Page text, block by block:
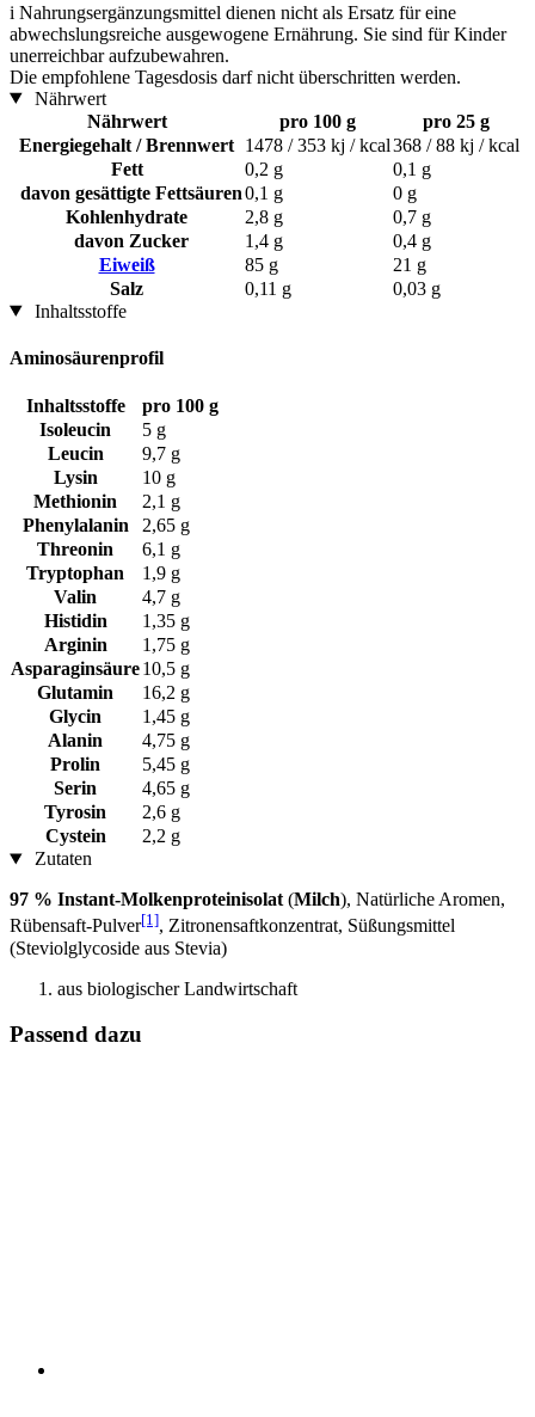
i Nahrungsergänzungsmittel dienen nicht als Ersatz für eine
abwechslungsreiche ausgewogene Ernährung. Sie sind für Kinder
unerreichbar aufzubewahren.
Die empfohlene Tagesdosis darf nicht überschritten werden.
Nährwert
Nährwert
pro 100 g
pro 25 g
Energiegehalt / Brennwert 1478 / 353 kj / kcal368 / 88 kj / kcal
Fett
0,2 g
0,1 g
davon gesättigte Fettsäuren0,1 g
0 g
Kohlenhydrate
2,8 g
0,7 g
davon Zucker
1,4 g
0,4 g
Eiweiß
85 g
21 g
Salz
0,11 g
0,03 g
Inhaltsstoffe
Aminosäurenprofil
Inhaltsstoffe
pro 100 g
Isoleucin
5 g
Leucin
9,7 g
Lysin
10 g
Methionin
2,1 g
Phenylalanin
2,65 g
Threonin
6,1 g
Tryptophan
1,9 g
Valin
4,7 g
Histidin
1,35 g
Arginin
1,75 g
Asparaginsäure10,5 g
Glutamin
16,2 g
Glycin
1,45 g
Alanin
4,75 g
Prolin
5,45 g
Serin
4,65 g
Tyrosin
2,6 g
Cystein
2,2 g
Zutaten
97 % Instant-Molkenproteinisolat (Milch), Natürliche Aromen,
Rübensaft-Pulver[1], Zitronensaftkonzentrat, Süßungsmittel
(Steviolglycoside aus Stevia)
aus biologischer Landwirtschaft
Passend dazu